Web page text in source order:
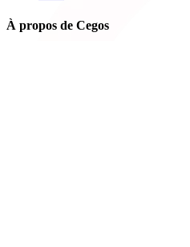
À propos de Cegos